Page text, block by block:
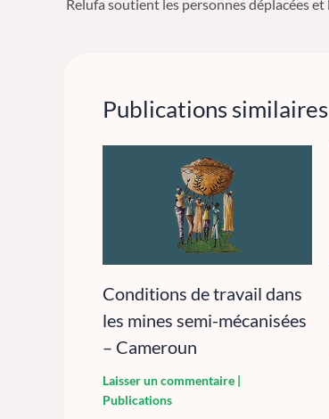
Publications similaires
Conditions de travail dans
les mines semi-mécanisées
– Cameroun
Laisser un commentaire |
Publications